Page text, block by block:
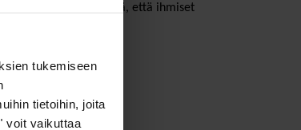
tukemiseen
tietoihin, joita
voit vaikuttaa
viestinnästä sekä siitä, että ihmiset